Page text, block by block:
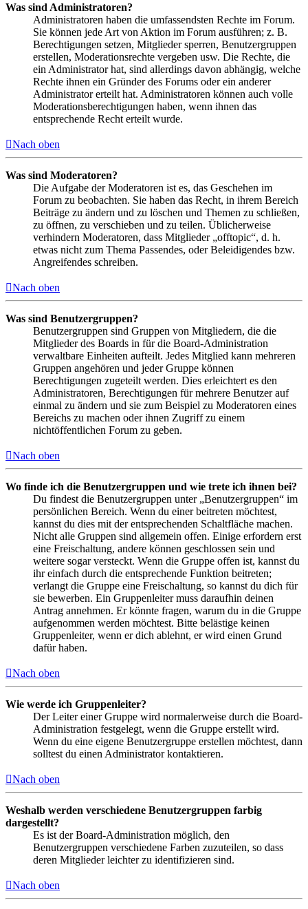
Was sind Administratoren?
Administratoren haben die umfassendsten Rechte im Forum.
Sie können jede Art von Aktion im Forum ausführen; z. B.
Berechtigungen setzen, Mitglieder sperren, Benutzergruppen
erstellen, Moderationsrechte vergeben usw. Die Rechte, die
ein Administrator hat, sind allerdings davon abhängig, welche
Rechte ihnen ein Gründer des Forums oder ein anderer
Administrator erteilt hat. Administratoren können auch volle
Moderationsberechtigungen haben, wenn ihnen das
entsprechende Recht erteilt wurde.
Nach oben
Was sind Moderatoren?
Die Aufgabe der Moderatoren ist es, das Geschehen im
Forum zu beobachten. Sie haben das Recht, in ihrem Bereich
Beiträge zu ändern und zu löschen und Themen zu schließen,
zu öffnen, zu verschieben und zu teilen. Üblicherweise
verhindern Moderatoren, dass Mitglieder „offtopic“, d. h.
etwas nicht zum Thema Passendes, oder Beleidigendes bzw.
Angreifendes schreiben.
Nach oben
Was sind Benutzergruppen?
Benutzergruppen sind Gruppen von Mitgliedern, die die
Mitglieder des Boards in für die Board-Administration
verwaltbare Einheiten aufteilt. Jedes Mitglied kann mehreren
Gruppen angehören und jeder Gruppe können
Berechtigungen zugeteilt werden. Dies erleichtert es den
Administratoren, Berechtigungen für mehrere Benutzer auf
einmal zu ändern und sie zum Beispiel zu Moderatoren eines
Bereichs zu machen oder ihnen Zugriff zu einem
nichtöffentlichen Forum zu geben.
Nach oben
Wo finde ich die Benutzergruppen und wie trete ich ihnen bei?
Du findest die Benutzergruppen unter „Benutzergruppen“ im
persönlichen Bereich. Wenn du einer beitreten möchtest,
kannst du dies mit der entsprechenden Schaltfläche machen.
Nicht alle Gruppen sind allgemein offen. Einige erfordern erst
eine Freischaltung, andere können geschlossen sein und
weitere sogar versteckt. Wenn die Gruppe offen ist, kannst du
ihr einfach durch die entsprechende Funktion beitreten;
verlangt die Gruppe eine Freischaltung, so kannst du dich für
sie bewerben. Ein Gruppenleiter muss daraufhin deinen
Antrag annehmen. Er könnte fragen, warum du in die Gruppe
aufgenommen werden möchtest. Bitte belästige keinen
Gruppenleiter, wenn er dich ablehnt, er wird einen Grund
dafür haben.
Nach oben
Wie werde ich Gruppenleiter?
Der Leiter einer Gruppe wird normalerweise durch die Board-
Administration festgelegt, wenn die Gruppe erstellt wird.
Wenn du eine eigene Benutzergruppe erstellen möchtest, dann
solltest du einen Administrator kontaktieren.
Nach oben
Weshalb werden verschiedene Benutzergruppen farbig
dargestellt?
Es ist der Board-Administration möglich, den
Benutzergruppen verschiedene Farben zuzuteilen, so dass
deren Mitglieder leichter zu identifizieren sind.
Nach oben